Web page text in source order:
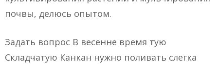
почвы, делюсь опытом.
Задать вопрос В весенне время тую
Складчатую Канкан нужно поливать слегка